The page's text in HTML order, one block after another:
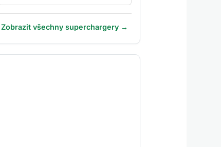
Zobrazit všechny superchargery →